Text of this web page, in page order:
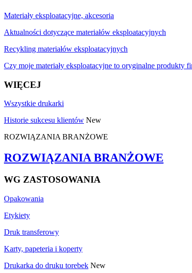
Materiały eksploatacyjne, akcesoria
Aktualności dotyczące materiałów eksploatacyjnych
Recykling materiałów eksploatacyjnych
Czy moje materiały eksploatacyjne to oryginalne produkty
WIĘCEJ
Wszystkie drukarki
Historie sukcesu klientów New
ROZWIĄZANIA BRANŻOWE
ROZWIĄZANIA BRANŻOWE
WG ZASTOSOWANIA
Opakowania
Etykiety
Druk transferowy
Karty, papeteria i koperty
Drukarka do druku torebek New